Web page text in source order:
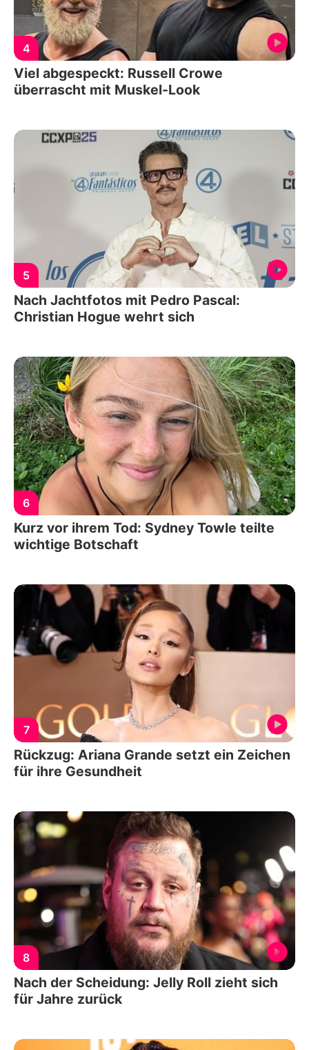
4
Viel abgespeckt: Russell Crowe
überrascht mit Muskel-Look
5
Nach Jachtfotos mit Pedro Pascal:
Christian Hogue wehrt sich
6
Kurz vor ihrem Tod: Sydney Towle teilte
wichtige Botschaft
7
Rückzug: Ariana Grande setzt ein Zeichen
für ihre Gesundheit
8
Nach der Scheidung: Jelly Roll zieht sich
für Jahre zurück